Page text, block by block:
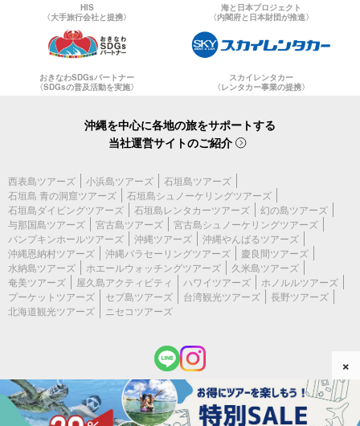
HIS
〈大手旅行会社と提携〉
海と日本プロジェクト
〈内閣府と日本財団が推進〉
おきなわSDGsパートナー
〈SDGsの普及活動を実施〉
スカイレンタカー
〈レンタカー事業の提携〉
沖縄を中心に各地の旅をサポートする
当社運営サイトのご紹介
西表島ツアーズ 小浜島ツアーズ
石垣島ツアーズ
石垣島 青の洞窟ツアーズ
石垣島シュノーケリングツアーズ
石垣島ダイビングツアーズ
石垣島レンタカーツアーズ
幻の島ツアーズ
与那国島ツアーズ
宮古島ツアーズ
宮古島シュノーケリングツアーズ
パンプキンホールツアーズ
沖縄ツアーズ
沖縄やんばるツアーズ
沖縄恩納村ツアーズ
沖縄パラセーリングツアーズ
慶良間ツアーズ
水納島ツアーズ
ホエールウォッチングツアーズ
久米島ツアーズ
奄美ツアーズ
屋久島アクティビティ ハワイツアーズ
ホノルルツアーズ
プーケットツアーズ
セブ島ツアーズ 台湾観光ツアーズ
長野ツアーズ
北海道観光ツアーズ
ニセコツアーズ
(c) 2026 宮古島ツアーズ All Rights Reserved.
×